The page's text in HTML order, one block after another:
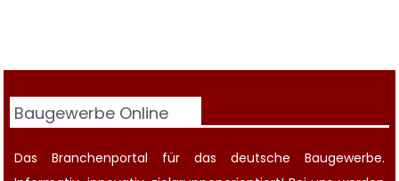
Baugewerbe Online
Das Branchenportal für das deutsche Baugewerbe.